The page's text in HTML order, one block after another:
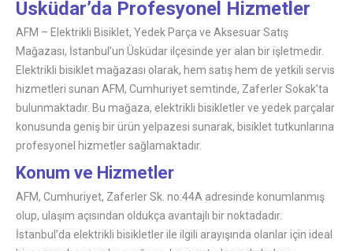
Üsküdar’da Profesyonel Hizmetler
AFM – Elektrikli Bisiklet, Yedek Parça ve Aksesuar Satış
Mağazası, İstanbul’un Üsküdar ilçesinde yer alan bir işletmedir.
Elektrikli bisiklet mağazası olarak, hem satış hem de yetkili servis
hizmetleri sunan AFM, Cumhuriyet semtinde, Zaferler Sokak’ta
bulunmaktadır. Bu mağaza, elektrikli bisikletler ve yedek parçalar
konusunda geniş bir ürün yelpazesi sunarak, bisiklet tutkunlarına
profesyonel hizmetler sağlamaktadır.
Konum ve Hizmetler
AFM, Cumhuriyet, Zaferler Sk. no:44A adresinde konumlanmış
olup, ulaşım açısından oldukça avantajlı bir noktadadır.
İstanbul’da elektrikli bisikletler ile ilgili arayışında olanlar için ideal